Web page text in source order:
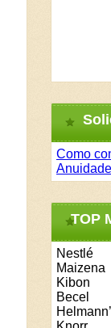
Como
TOP
Nestlé
Maizena
Kibon
Becel